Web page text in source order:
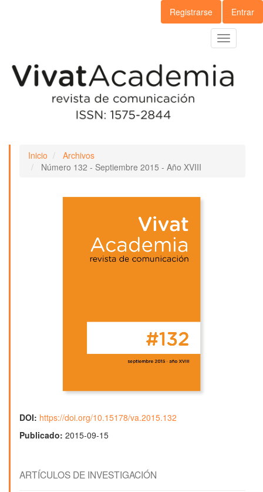
lateral
Registrarse Entrar
Toggle
navigation
Inicio
Archivos
Número 132 - Septiembre 2015 - Año XVIII
DOI: https://doi.org/10.15178/va.2015.132
Publicado: 2015-09-15
ARTÍCULOS DE INVESTIGACIÓN